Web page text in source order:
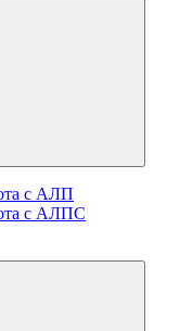
с АЛП
с АЛПС